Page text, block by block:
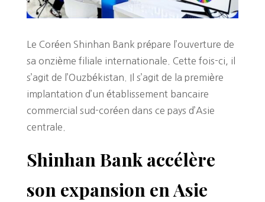
Le Coréen Shinhan Bank prépare l’ouverture de
sa onzième filiale internationale. Cette fois-ci, il
s’agit de l’Ouzbékistan. Il s’agit de la première
implantation d’un établissement bancaire
commercial sud-coréen dans ce pays d’Asie
centrale.
Shinhan Bank accélère
son expansion en Asie